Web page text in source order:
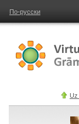
По-русски
Uz